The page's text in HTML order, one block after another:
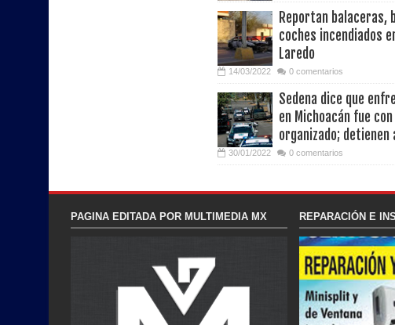
Reportan balaceras,
coches incendiados
Laredo
14/03/2022 0 comentarios
Sedena dice que
en Michoacán fue
organizado; detienen
30/01/2022 0 comentarios
PAGINA EDITADA POR MULTIMEDIA MX REPARACIÓN E